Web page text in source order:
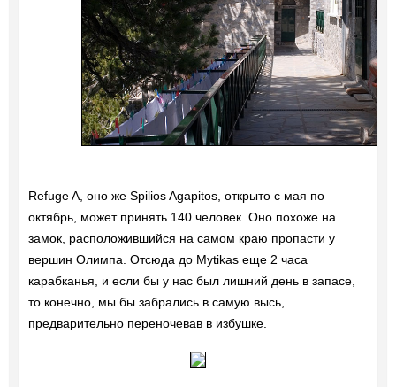
Refuge A, оно же Spilios Agapitos, открыто с мая по
октябрь, может принять 140 человек. Оно похоже на
замок, расположившийся на самом краю пропасти у
вершин Олимпа. Отсюда до Mytikas еще 2 часа
карабканья, и если бы у нас был лишний день в запасе,
то конечно, мы бы забрались в самую высь,
предварительно переночевав в избушке.